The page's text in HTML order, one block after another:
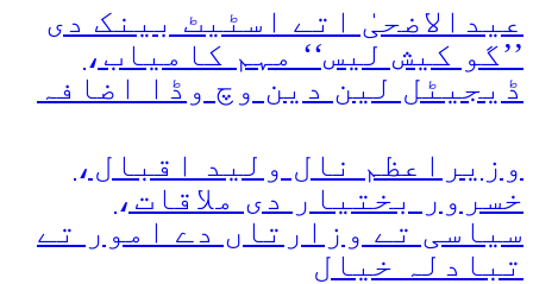
عیدالاضحیٰ اتے اسٹیٹ بینک دی
’’گو کیش لیس‘‘ مہم کامیاب،
ڈیجیٹل لین دین وچ وڈا اضافہ
وزیراعظم نال ولید اقبال،
خسرور بختیار دی ملاقات،
سیاسی تے وزارتاں دے امور تے
تبادلہ خیال